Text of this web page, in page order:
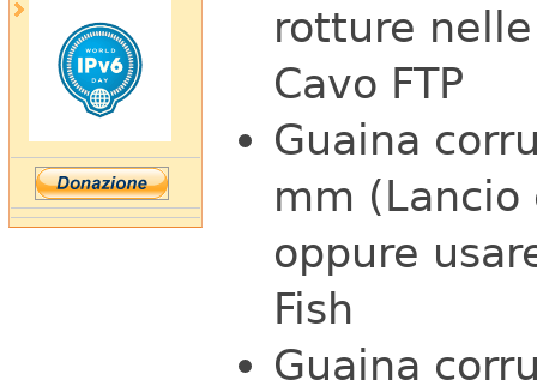
rotture
Cavo FTP
Guaina
mm (Lancio
oppure
Fish
Guaina